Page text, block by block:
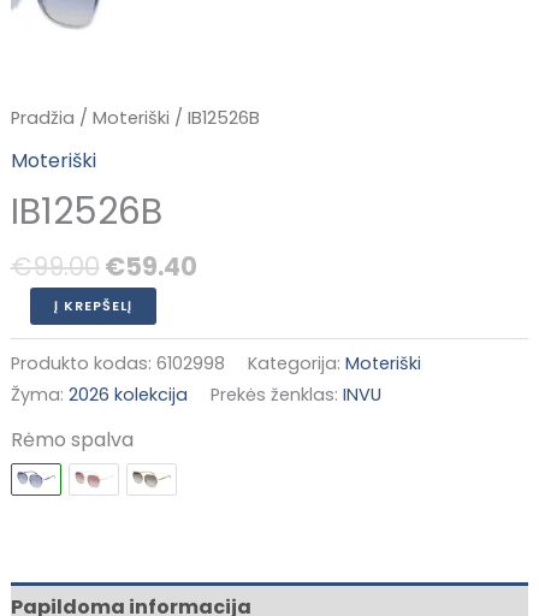
Pradžia / Moteriški / IB12526B
Moteriški
IB12526B
€99.00 €59.40
Į KREPŠELĮ
Produkto kodas: 6102998 Kategorija: Moteriški
Žyma: 2026 kolekcija Prekės ženklas: INVU
Rėmo spalva
Papildoma informacija